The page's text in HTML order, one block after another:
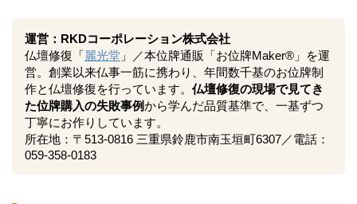
運営：RKDコーポレーション株式会社
仏壇修復「麗光堂 」／本位牌通販「お位牌Maker®」を運
営。創業以来仏事一筋に携わり、年間数千基のお位牌制
作と仏壇修復を行っています。 仏壇修復の現場で見てき
た位牌購入の失敗事例から学んだ品質基準で、一基ずつ
丁寧にお作りしています。
所在地：〒513-0816 三重県鈴鹿市南玉垣町6307／電話：
059-358-0183